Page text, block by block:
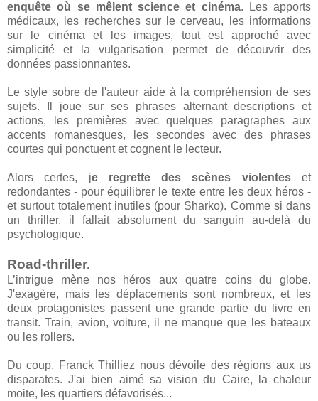
enquête où se mêlent science et cinéma. Les apports
médicaux, les recherches sur le cerveau, les informations
sur le cinéma et les images, tout est approché avec
simplicité et la vulgarisation permet de découvrir des
données passionnantes.
Le style sobre de l'auteur aide à la compréhension de ses
sujets. Il joue sur ses phrases alternant descriptions et
actions, les premières avec quelques paragraphes aux
accents romanesques, les secondes avec des phrases
courtes qui ponctuent et cognent le lecteur.
Alors certes, je regrette des scènes violenteset
redondantes - pour équilibrer le texte entre les deux héros -
et surtout totalement inutiles (pour Sharko). Comme si dans
un thriller, il fallait absolument du sanguin au-delà du
psychologique.
Road-thriller.
L’intrigue mène nos héros aux quatre coins du globe.
J'exagère, mais les déplacements sont nombreux, et les
deux protagonistes passent une grande partie du livre en
transit. Train, avion, voiture, il ne manque que les bateaux
ou les rollers.
Du coup, Franck Thilliez nous dévoile des régions aux us
disparates. J'ai bien aimé sa vision du Caire, la chaleur
moite, les quartiers défavorisés...